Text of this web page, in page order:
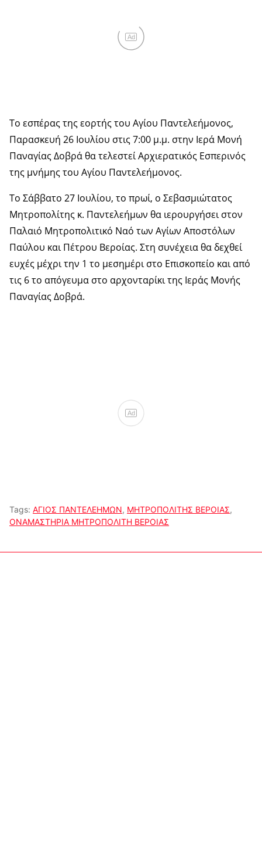
Ad
Το εσπέρας της εορτής του Αγίου Παντελεήμονος,
Παρασκευή 26 Ιουλίου στις 7:00 μ.μ. στην Ιερά Μονή
Παναγίας Δοβρά θα τελεστεί Αρχιερατικός Εσπερινός
της μνήμης του Αγίου Παντελεήμονος.
Το Σάββατο 27 Ιουλίου, το πρωί, ο Σεβασμιώτατος
Μητροπολίτης κ. Παντελεήμων θα ιερουργήσει στον
Παλαιό Μητροπολιτικό Ναό των Αγίων Αποστόλων
Παύλου και Πέτρου Βεροίας. Στη συνέχεια θα δεχθεί
ευχές μέχρι την 1 το μεσημέρι στο Επισκοπείο και από
τις 6 το απόγευμα στο αρχονταρίκι της Ιεράς Μονής
Παναγίας Δοβρά.
Ad
Tags: ΑΓΙΟΣ ΠΑΝΤΕΛΕΗΜΩΝ, ΜΗΤΡΟΠΟΛΙΤΗΣ ΒΕΡΟΙΑΣ,
ΟΝΑΜΑΣΤΗΡΙΑ ΜΗΤΡΟΠΟΛΙΤΗ ΒΕΡΟΙΑΣ